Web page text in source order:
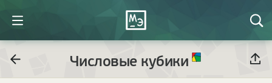
Числовые кубики